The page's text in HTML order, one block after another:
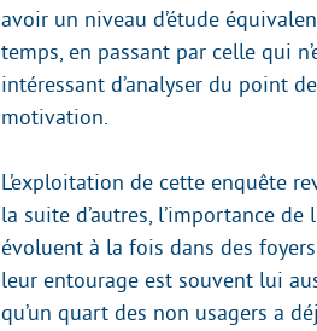
avoir un niveau d’étude
temps, en passant par celle qui
intéressant d’analyser du point
motivation.
L’exploitation de cette enquête
la suite d’autres, l’importance
évoluent à la fois dans des
leur entourage est souvent lui
qu’un quart des non usagers a